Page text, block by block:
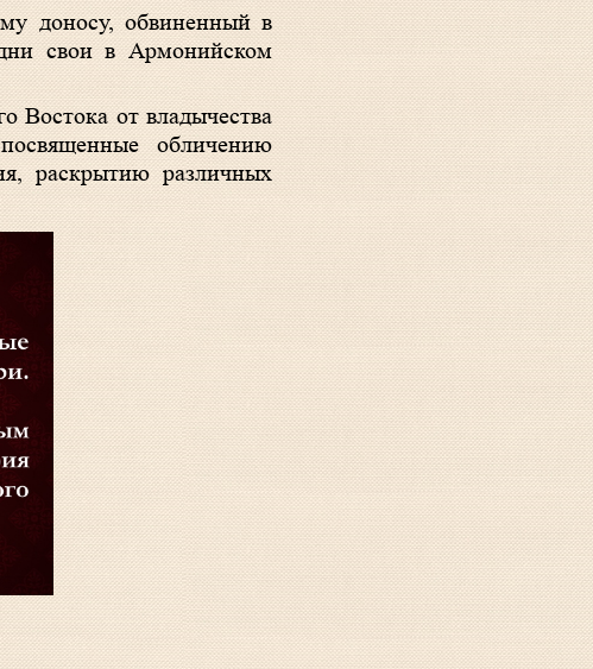
доносу, обвиненный в
свои в Армонийском
Востока от владычества
обличению
раскрытию различных